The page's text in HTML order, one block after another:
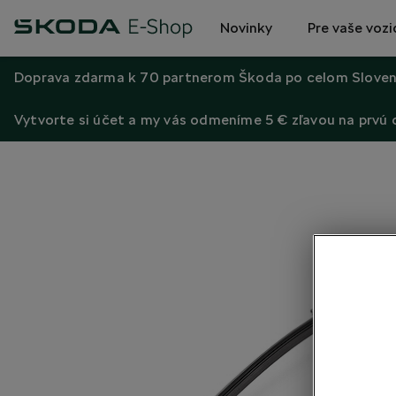
Novinky Pre vaše
Doprava zdarma k 70 partnerom Škoda po celom
Vytvorte si účet a my vás odmeníme 5 € zľavou na